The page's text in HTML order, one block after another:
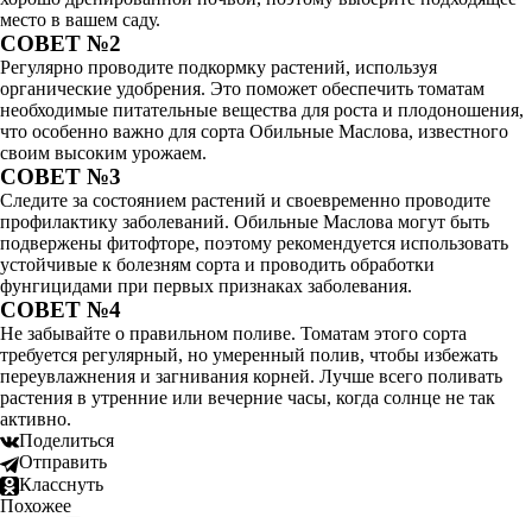
место в вашем саду.
СОВЕТ №2
Регулярно проводите подкормку растений, используя
органические удобрения. Это поможет обеспечить томатам
необходимые питательные вещества для роста и плодоношения,
что особенно важно для сорта Обильные Маслова, известного
своим высоким урожаем.
СОВЕТ №3
Следите за состоянием растений и своевременно проводите
профилактику заболеваний. Обильные Маслова могут быть
подвержены фитофторе, поэтому рекомендуется использовать
устойчивые к болезням сорта и проводить обработки
фунгицидами при первых признаках заболевания.
СОВЕТ №4
Не забывайте о правильном поливе. Томатам этого сорта
требуется регулярный, но умеренный полив, чтобы избежать
переувлажнения и загнивания корней. Лучше всего поливать
растения в утренние или вечерние часы, когда солнце не так
активно.
Поделиться
Отправить
Класснуть
Похожее